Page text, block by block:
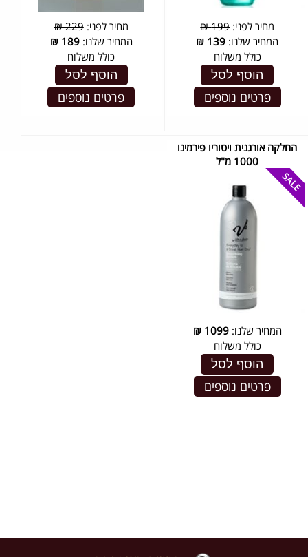
מחיר לפני:199 ₪
המחיר שלנו: 139
₪
כולל משלוח
הוסף לסל
פרטים נוספים
מחיר לפני:229 ₪
המחיר שלנו:189
₪
כולל משלוח
הוסף לסל
פרטים נוספים
החלקה אורגנית ויטוריו פירמינו
1000 מ"ל
המחיר שלנו:1099
₪
כולל משלוח
הוסף לסל
פרטים נוספים